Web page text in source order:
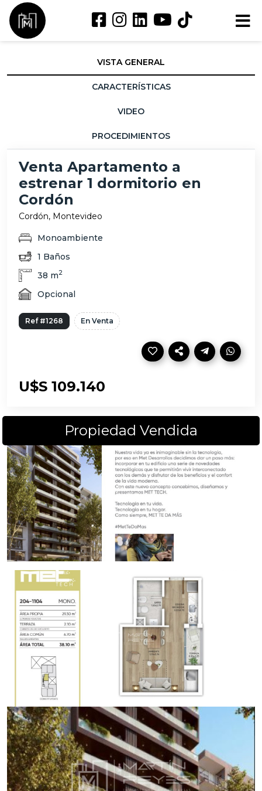
VISTA GENERAL
CARACTERÍSTICAS
VIDEO
PROCEDIMIENTOS
Venta Apartamento a
estrenar 1 dormitorio en
Cordón
Cordón, Montevideo
Monoambiente
1 Baños
38 m2
Opcional
Ref #1268 En Venta
U$S 109.140
Propiedad Vendida